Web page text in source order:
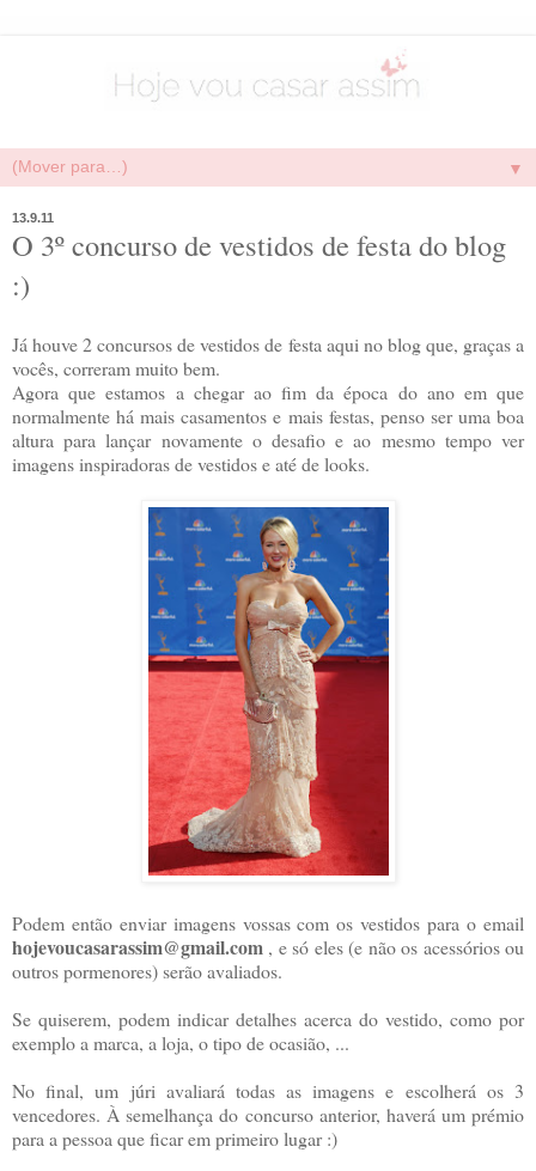
▼
13.9.11
O 3º concurso de vestidos de festa do blog
:)
Já houve 2 concursos de vestidos de festa aqui no blog que, graças a
vocês, correram muito bem.
Agora que estamos a chegar ao fim da época do ano em que
normalmente há mais casamentos e mais festas, penso ser uma boa
altura para lançar novamente o desafio e ao mesmo tempo ver
imagens inspiradoras de vestidos e até de looks.
Podem então enviar imagens vossas com os vestidos para o email
hojevoucasarassim@gmail.com , e só eles (e não os acessórios ou
outros pormenores) serão avaliados.
Se quiserem, podem indicar detalhes acerca do vestido, como por
exemplo a marca, a loja, o tipo de ocasião, ...
No final, um júri avaliará todas as imagens e escolherá os 3
vencedores. À semelhança do concurso anterior, haverá um prémio
para a pessoa que ficar em primeiro lugar :)